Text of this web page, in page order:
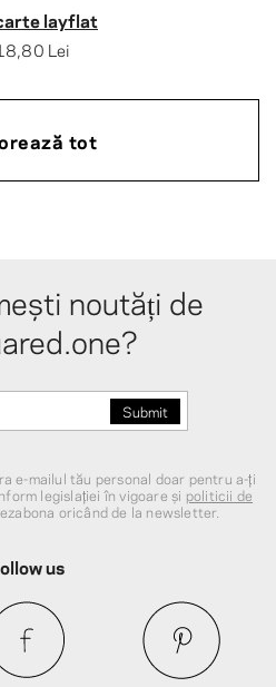
layflat
Lei
tot
noutăți de
e-mailul tău personal doar pentru a-ți
legislației în vigoare și politicii de
oricând de la newsletter.
us